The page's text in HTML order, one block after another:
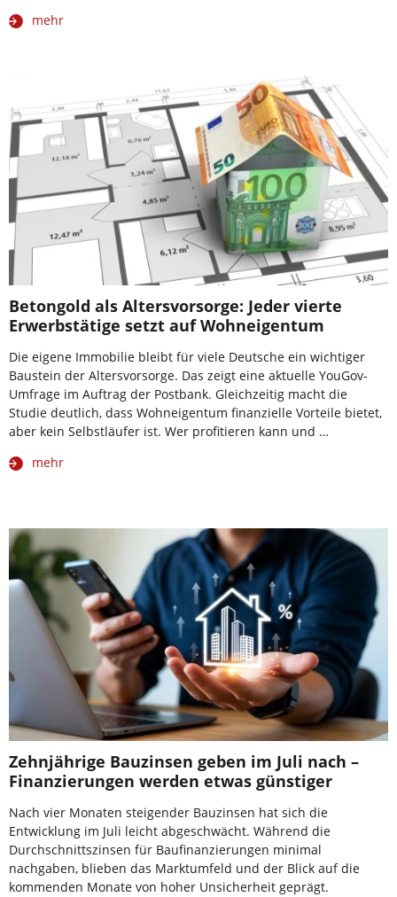
mehr
Betongold als Altersvorsorge: Jeder vierte
Erwerbstätige setzt auf Wohneigentum
Die eigene Immobilie bleibt für viele Deutsche ein wichtiger
Baustein der Altersvorsorge. Das zeigt eine aktuelle YouGov-
Umfrage im Auftrag der Postbank. Gleichzeitig macht die
Studie deutlich, dass Wohneigentum finanzielle Vorteile bietet,
aber kein Selbstläufer ist. Wer profitieren kann und …
mehr
Zehnjährige Bauzinsen geben im Juli nach –
Finanzierungen werden etwas günstiger
Nach vier Monaten steigender Bauzinsen hat sich die
Entwicklung im Juli leicht abgeschwächt. Während die
Durchschnittszinsen für Baufinanzierungen minimal
nachgaben, blieben das Marktumfeld und der Blick auf die
kommenden Monate von hoher Unsicherheit geprägt.